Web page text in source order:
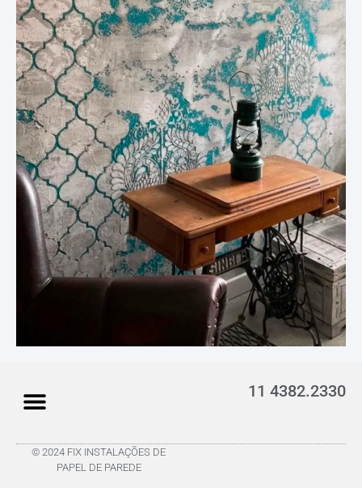
11 4382.2330
© 2024 FIX INSTALAÇÕES DE
PAPEL DE PAREDE